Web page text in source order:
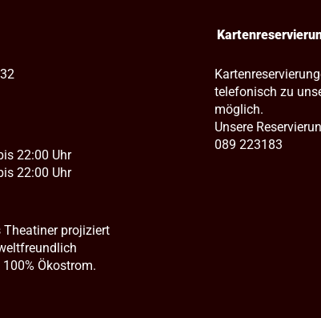
22:00 Uhr
22:00 Uhr
Theatiner projiziert
Ökostrom.
telefonisch zu
möglich.
Unsere
089 223183